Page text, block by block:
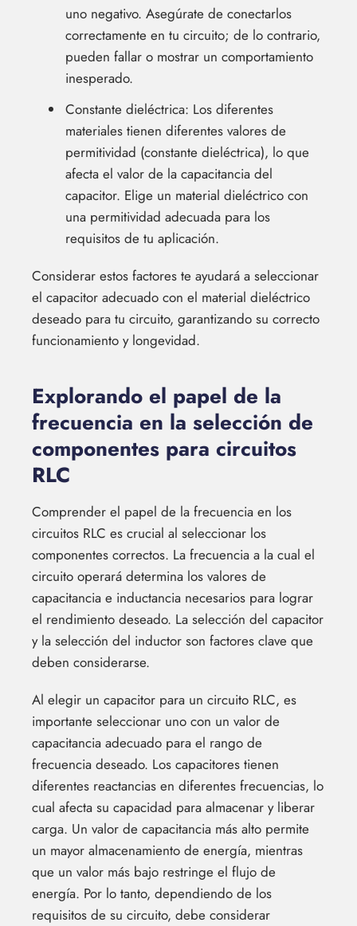
uno negativo. Asegúrate de conectarlos
correctamente en tu circuito; de lo contrario,
pueden fallar o mostrar un comportamiento
inesperado.
Constante dieléctrica: Los diferentes
materiales tienen diferentes valores de
permitividad (constante dieléctrica), lo que
afecta el valor de la capacitancia del
capacitor. Elige un material dieléctrico con
una permitividad adecuada para los
requisitos de tu aplicación.
Considerar estos factores te ayudará a seleccionar
el capacitor adecuado con el material dieléctrico
deseado para tu circuito, garantizando su correcto
funcionamiento y longevidad.
Explorando el papel de la
frecuencia en la selección de
componentes para circuitos
RLC
Comprender el papel de la frecuencia en los
circuitos RLC es crucial al seleccionar los
componentes correctos. La frecuencia a la cual el
circuito operará determina los valores de
capacitancia e inductancia necesarios para lograr
el rendimiento deseado. La selección del capacitor
y la selección del inductor son factores clave que
deben considerarse.
Al elegir un capacitor para un circuito RLC, es
importante seleccionar uno con un valor de
capacitancia adecuado para el rango de
frecuencia deseado. Los capacitores tienen
diferentes reactancias en diferentes frecuencias, lo
cual afecta su capacidad para almacenar y liberar
carga. Un valor de capacitancia más alto permite
un mayor almacenamiento de energía, mientras
que un valor más bajo restringe el flujo de
energía. Por lo tanto, dependiendo de los
requisitos de su circuito, debe considerar